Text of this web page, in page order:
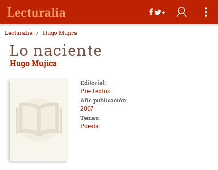
Lecturalia Hugo Mujica
Lo naciente
Hugo Mujica
Editorial:
Pre-Textos
Año publicación:
2007
Temas:
Poesía